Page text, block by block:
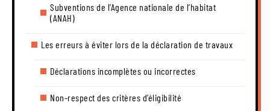
Subventions de l’Agence nationale de l’habitat
(ANAH)
Les erreurs à éviter lors de la déclaration de travaux
Déclarations incomplètes ou incorrectes
Non-respect des critères d’éligibilité